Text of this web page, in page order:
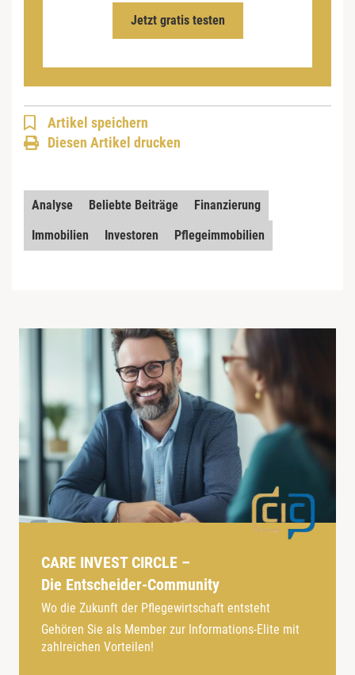
Jetzt gratis testen
Artikel speichern
Diesen Artikel drucken
Analyse Beliebte Beiträge
Finanzierung
Immobilien
Investoren Pflegeimmobilien
CARE INVEST CIRCLE –
Die Entscheider-Community
Wo die Zukunft der Pflegewirtschaft entsteht
Gehören Sie als Member zur Informations-Elite mit
zahlreichen Vorteilen!